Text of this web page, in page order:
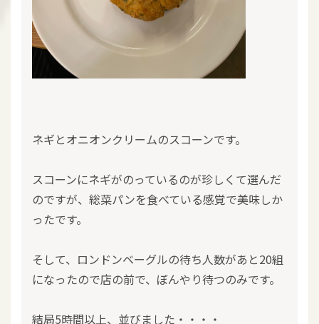
ネギとオニオンクリームのスコーンです。
スコーンにネギがのっているのが珍しくて選んだ
のですが、総菜パンを食べている感覚で美味しか
ったです。
そして、ロンドンベーグルの待ち人数があと20組
になったので店の前で、ぼんやり待つのみです。
結局5時間以上、並びました・・・・